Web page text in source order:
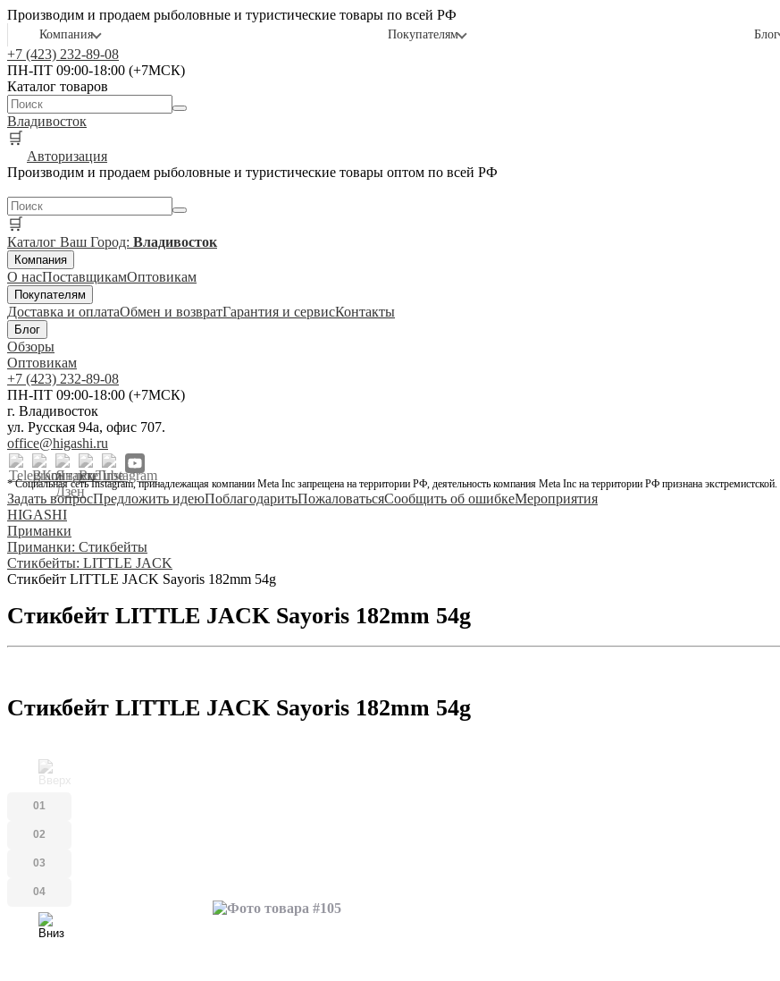
Производим и продаем рыболовные и туристические товары по всей РФ
Компания Покупателям Блог
+7 (423) 232-89-08
ПН-ПТ 09:00-18:00 (+7МСК)
Каталог товаров
Владивосток
🛒
Авторизация
Производим и продаем рыболовные и туристические товары оптом по всей РФ
🛒
Каталог Ваш Город: Владивосток
Компания
О насПоставщикамОптовикам
Покупателям
Доставка и оплатаОбмен и возвратГарантия и сервисКонтакты
Блог
Обзоры
Оптовикам
+7 (423) 232-89-08
ПН-ПТ 09:00-18:00 (+7МСК)
г. Владивосток
ул. Русская 94а, офис 707.
office@higashi.ru
* Социальная сеть Instagram, принадлежащая компании Meta Inc запрещена на территории РФ, деятельность компания Meta Inc на территории РФ признана экстремистской.
Задать вопросПредложить идеюПоблагодаритьПожаловатьсяСообщить об ошибкеМероприятия
HIGASHI
Приманки
Приманки: Стикбейты
Стикбейты: LITTLE JACK
Стикбейт LITTLE JACK Sayoris 182mm 54g
Стикбейт LITTLE JACK Sayoris 182mm 54g
01
02
03
04
Стикбейт LITTLE JACK Sayoris 182mm 54g